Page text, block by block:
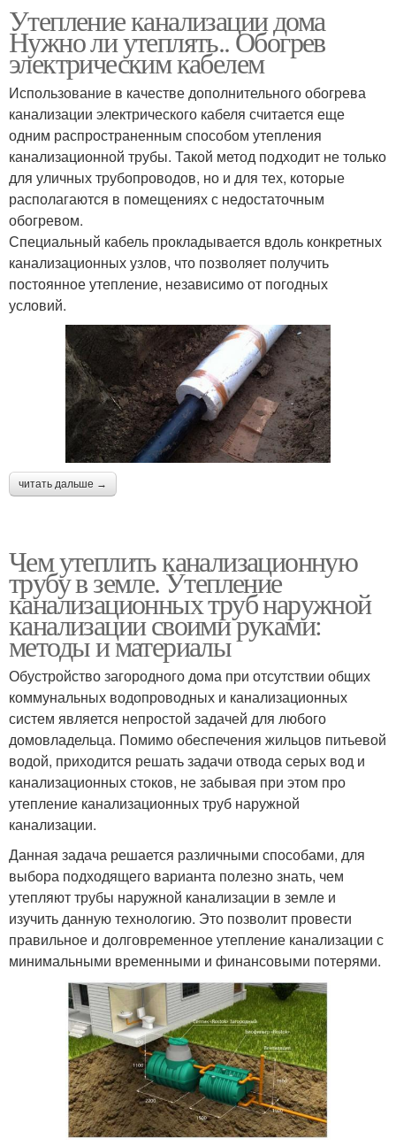
Утепление канализации дома
Нужно ли утеплять.. Обогрев
электрическим кабелем
Использование в качестве дополнительного обогрева
канализации электрического кабеля считается еще
одним распространенным способом утепления
канализационной трубы. Такой метод подходит не только
для уличных трубопроводов, но и для тех, которые
располагаются в помещениях с недостаточным
обогревом.
Специальный кабель прокладывается вдоль конкретных
канализационных узлов, что позволяет получить
постоянное утепление, независимо от погодных
условий.
читать дальше →
Чем утеплить канализационную
трубу в земле. Утепление
канализационных труб наружной
канализации своими руками:
методы и материалы
Обустройство загородного дома при отсутствии общих
коммунальных водопроводных и канализационных
систем является непростой задачей для любого
домовладельца. Помимо обеспечения жильцов питьевой
водой, приходится решать задачи отвода серых вод и
канализационных стоков, не забывая при этом про
утепление канализационных труб наружной
канализации.
Данная задача решается различными способами, для
выбора подходящего варианта полезно знать, чем
утепляют трубы наружной канализации в земле и
изучить данную технологию. Это позволит провести
правильное и долговременное утепление канализации с
минимальными временными и финансовыми потерями.